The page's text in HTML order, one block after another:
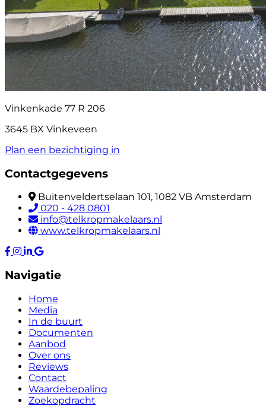
Vinkenkade 77 R 206
3645 BX Vinkeveen
Plan een bezichtiging in
Contactgegevens
Buitenveldertselaan 101, 1082 VB Amsterdam
020 - 428 0801
info@telkropmakelaars.nl
www.telkropmakelaars.nl
Navigatie
Home
Media
In de buurt
Documenten
Aanbod
Over ons
Reviews
Contact
Waardebepaling
Zoekopdracht